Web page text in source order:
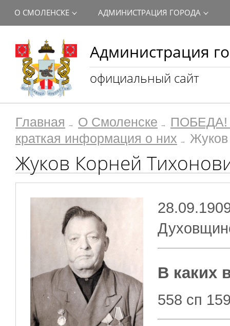
Администрация
официальный сайт
О СМОЛЕНСКЕ АДМИНИСТРАЦИЯ ГОРОДА
Главная О Смоленске
ПОБЕДА!
краткая информация о них
Жуков
Жуков Корней
​В каких
558 сп